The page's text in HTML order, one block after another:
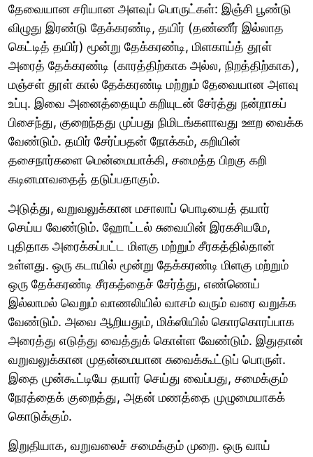
தேவையான சரியான அளவுப் பொருட்கள்: இஞ்சி பூண்டு
விழுது இரண்டு தேக்கரண்டி, தயிர் (தண்ணீர் இல்லாத
கெட்டித் தயிர்) மூன்று தேக்கரண்டி, மிளகாய்த் தூள்
அரைத் தேக்கரண்டி (காரத்திற்காக அல்ல, நிறத்திற்காக),
மஞ்சள் தூள் கால் தேக்கரண்டி மற்றும் தேவையான அளவு
உப்பு. இவை அனைத்தையும் கறியுடன் சேர்த்து நன்றாகப்
பிசைந்து, குறைந்தது முப்பது நிமிடங்களாவது ஊற வைக்க
வேண்டும். தயிர் சேர்ப்பதன் நோக்கம், கறியின்
தசைநார்களை மென்மையாக்கி, சமைத்த பிறகு கறி
கடினமாவதைத் தடுப்பதாகும்.
அடுத்து, வறுவலுக்கான மசாலாப் பொடியைத் தயார்
செய்ய வேண்டும். ஹோட்டல் சுவையின் இரகசியமே,
புதிதாக அரைக்கப்பட்ட மிளகு மற்றும் சீரகத்தில்தான்
உள்ளது. ஒரு கடாயில் மூன்று தேக்கரண்டி மிளகு மற்றும்
ஒரு தேக்கரண்டி சீரகத்தைச் சேர்த்து, எண்ணெய்
இல்லாமல் வெறும் வாணலியில் வாசம் வரும் வரை வறுக்க
வேண்டும். அவை ஆறியதும், மிக்ஸியில் கொரகொரப்பாக
அரைத்து எடுத்து வைத்துக் கொள்ள வேண்டும். இதுதான்
வறுவலுக்கான முதன்மையான சுவைக்கூட்டுப் பொருள்.
இதை முன்கூட்டியே தயார் செய்து வைப்பது, சமைக்கும்
நேரத்தைக் குறைத்து, அதன் மணத்தை முழுமையாகக்
கொடுக்கும்.
இறுதியாக, வறுவலைச் சமைக்கும் முறை. ஒரு வாய்